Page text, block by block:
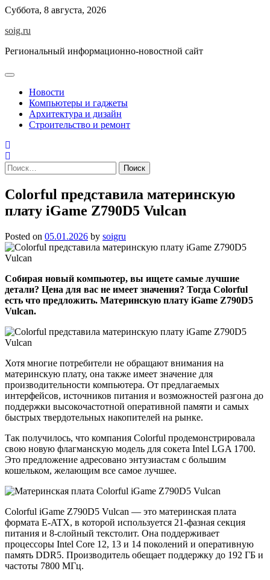
Skip
content
Суббота, 8 августа, 2026
soig.ru
Региональный информационно-новостной сайт
Новости
Компьютеры и гаджеты
Архитектура и дизайн
Строительство и ремонт
Найти:
Colorful представила материнскую
плату iGame Z790D5 Vulcan
Posted on 05.01.2026 by soigru
Собирая новый компьютер, вы ищете самые лучшие
детали? Цена для вас не имеет значения? Тогда Colorful
есть что предложить. Материнскую плату iGame Z790D5
Vulcan.
Хотя многие потребители не обращают внимания на
материнскую плату, она также имеет значение для
производительности компьютера. От предлагаемых
интерфейсов, источников питания и возможностей разгона до
поддержки высокочастотной оперативной памяти и самых
быстрых твердотельных накопителей на рынке.
Так получилось, что компания Colorful продемонстрировала
свою новую флагманскую модель для сокета Intel LGA 1700.
Это предложение адресовано энтузиастам с большим
кошельком, желающим все самое лучшее.
Colorful iGame Z790D5 Vulcan — это материнская плата
формата E-ATX, в которой используется 21-фазная секция
питания и 8-слойный текстолит. Она поддерживает
процессоры Intel Core 12, 13 и 14 поколений и оперативную
память DDR5. Производитель обещает поддержку до 192 ГБ и
частоты 7800 МГц.